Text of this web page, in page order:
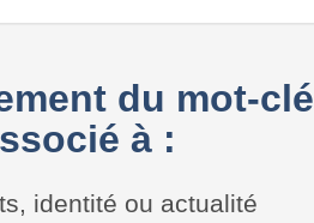
du mot-clé
à :
identité ou actualité